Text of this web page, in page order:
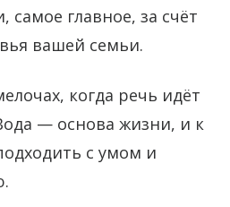
главное, за счёт
вашей семьи.
когда речь идёт
— основа жизни, и к
с умом и